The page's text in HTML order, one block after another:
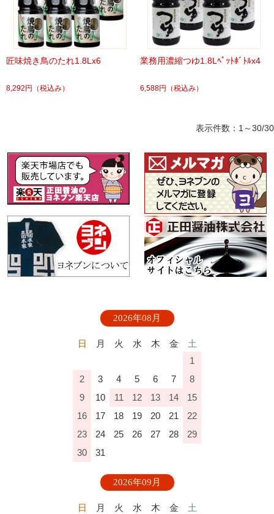
匠味焼き鳥のたれ1.8Lx6
8,292円 （税込み）
業務用濃縮つゆ1.8Lﾍﾟｯﾄﾎﾞﾄﾙx4
6,588円 （税込み）
表示件数：1～30/30
2026年08月
日 月 火 水 木 金
土
1
2
3 4 5 6 7
8
9
10 11 12 13 14
15
16
17 18 19 20 21
22
23
24 25 26 27 28
29
30
31
2026年09月
日 月 火 水 木 金
土